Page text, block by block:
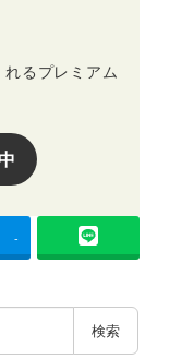
るプレミアム
-
検索